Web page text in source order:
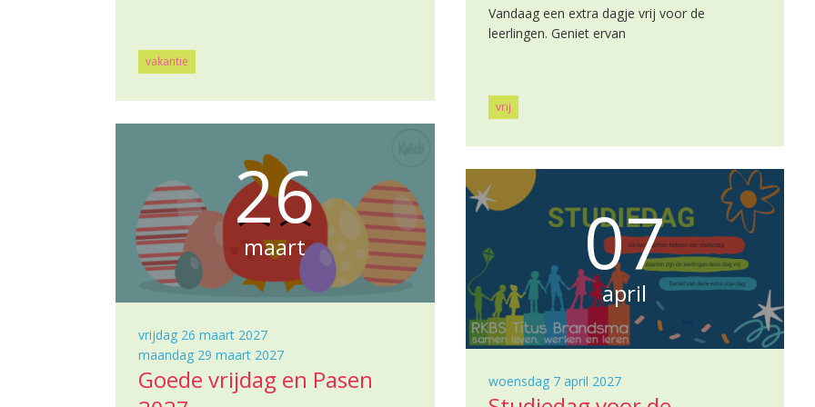
Vandaag een extra dagje vrij voor de
leerlingen. Geniet ervan
vrij
vakantie
26
maart
vrijdag 26 maart 2027
maandag 29 maart 2027
Goede vrijdag en Pasen
07
april
woensdag 7 april 2027